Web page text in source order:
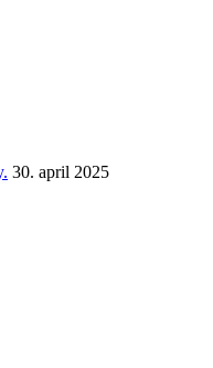
30. april 2025